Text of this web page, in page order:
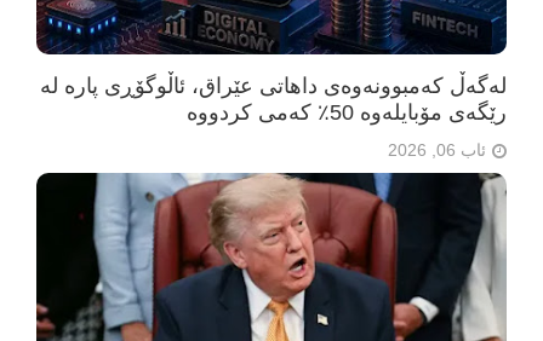
لەگەڵ کەمبوونەوەی داهاتی عێراق، ئاڵوگۆڕی پارە لە
رێگەی مۆبایلەوە 50٪ کەمی کردووە
ئاب 06, 2026